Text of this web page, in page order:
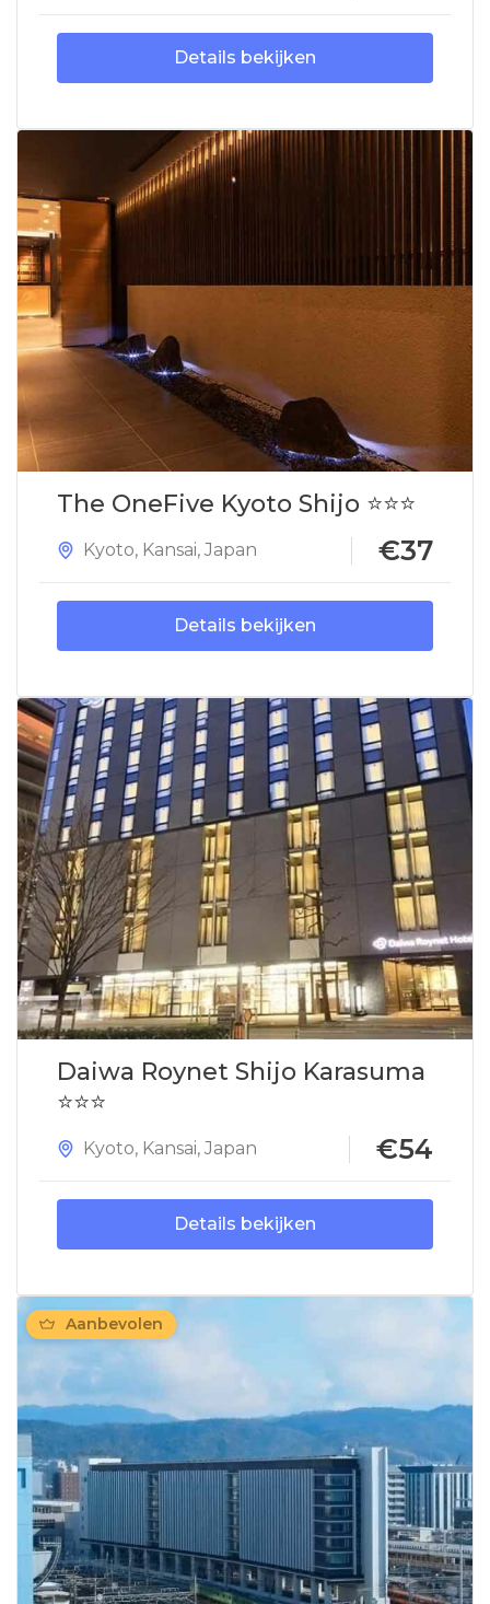
Details bekijken
The OneFive Kyoto Shijo ⭐⭐⭐
Kyoto, Kansai, Japan €37
Details bekijken
Daiwa Roynet Shijo Karasuma
⭐⭐⭐
Kyoto, Kansai, Japan €54
Details bekijken
Aanbevolen